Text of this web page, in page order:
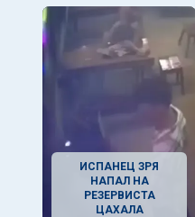
ИСПАНЕЦ ЗРЯ
НАПАЛ НА
РЕЗЕРВИСТА
ЦАХАЛА